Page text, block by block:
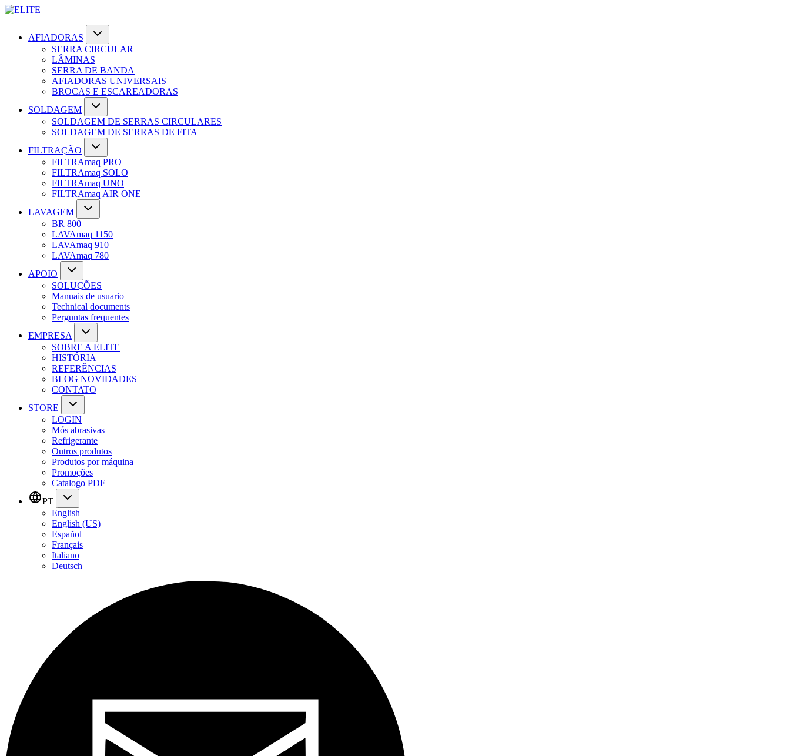
AFIADORAS
SERRA CIRCULAR
LÂMINAS
SERRA DE BANDA
AFIADORAS UNIVERSAIS
BROCAS E ESCAREADORAS
SOLDAGEM
SOLDAGEM DE SERRAS CIRCULARES
SOLDAGEM DE SERRAS DE FITA
FILTRAÇÃO
FILTRAmaq PRO
FILTRAmaq SOLO
FILTRAmaq UNO
FILTRAmaq AIR ONE
LAVAGEM
BR 800
LAVAmaq 1150
LAVAmaq 910
LAVAmaq 780
APOIO
SOLUÇÕES
Manuais de usuario
Technical documents
Perguntas frequentes
EMPRESA
SOBRE A ELITE
HISTÓRIA
REFERÊNCIAS
BLOG NOVIDADES
CONTATO
STORE
LOGIN
Mós abrasivas
Refrigerante
Outros produtos
Produtos por máquina
Promoções
Catalogo PDF
PT
English
English (US)
Español
Français
Italiano
Deutsch